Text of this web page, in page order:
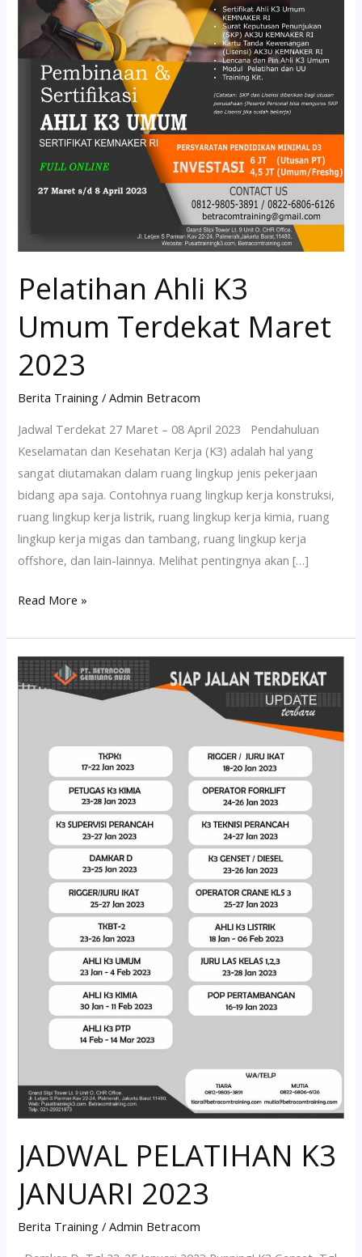
Pelatihan Ahli K3
Umum Terdekat Maret
2023
Berita Training /Admin Betracom
Jadwal Terdekat 27 Maret – 08 April 2023 Pendahuluan
Keselamatan dan Kesehatan Kerja (K3) adalah hal yang
sangat diutamakan dalam ruang lingkup jenis pekerjaan
bidang apa saja. Contohnya ruang lingkup kerja konstruksi,
ruang lingkup kerja listrik, ruang lingkup kerja kimia, ruang
lingkup kerja migas dan tambang, ruang lingkup kerja
offshore, dan lain-lainnya. Melihat pentingnya akan […]
Terdekat
Maret
2023
Read More »
JADWAL PELATIHAN K3
JANUARI 2023
Berita Training /Admin Betracom
JADWAL
PELATIHAN